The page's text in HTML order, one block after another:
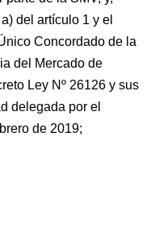
del artículo 1 y el
Concordado de la
del Mercado de
Ley Nº 26126 y sus
delegada por el
de 2019;